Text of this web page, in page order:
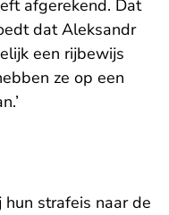
afgerekend. Dat
dat Aleksandr
een rijbewijs
ze op een
hun strafeis naar de